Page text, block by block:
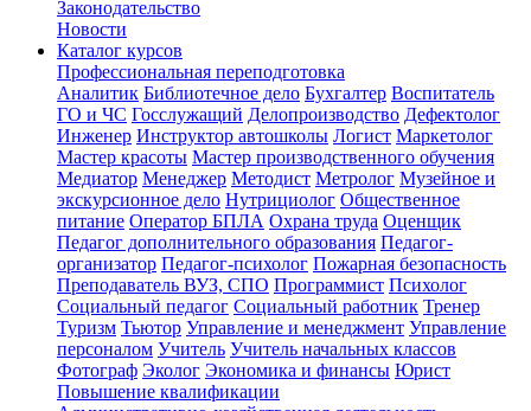
Законодательство
Новости
Каталог курсов
Профессиональная переподготовка
Аналитик Библиотечное дело Бухгалтер Воспитатель
ГО и ЧС Госслужащий Делопроизводство Дефектолог
Инженер Инструктор автошколы Логист Маркетолог
Мастер красоты Мастер производственного обучения
Медиатор Менеджер Методист Метролог Музейное и
экскурсионное дело Нутрициолог Общественное
питание Оператор БПЛА Охрана труда Оценщик
Педагог дополнительного образования Педагог-
организатор Педагог-психолог Пожарная безопасность
Преподаватель ВУЗ, СПО Программист Психолог
Социальный педагог Социальный работник Тренер
Туризм Тьютор Управление и менеджмент Управление
персоналом Учитель Учитель начальных классов
Фотограф Эколог Экономика и финансы Юрист
Повышение квалификации